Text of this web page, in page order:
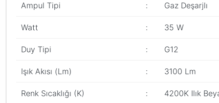
Ampul Tipi : Gaz Deşarjlı
Watt : 35 W
Duy Tipi : G12
Işık Akısı (Lm) : 3100 Lm
Renk Sıcaklığı (K) : 4200K Ilık